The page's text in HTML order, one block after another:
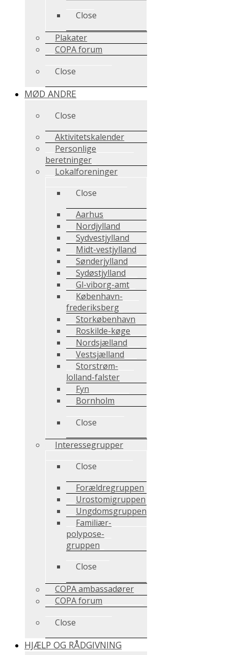
Close
Plakater
COPA forum
Close
MØD ANDRE
Close
Aktivitetskalender
Personlige
beretninger
Lokalforeninger
Close
Aarhus
Nordjylland
Sydvestjylland
Midt-vestjylland
Sønderjylland
Sydøstjylland
Gl-viborg-amt
København-
frederiksberg
Storkøbenhavn
Roskilde-køge
Nordsjælland
Vestsjælland
Storstrøm-
lolland-falster
Fyn
Bornholm
Close
Interessegrupper
Close
Forældregruppen
Urostomigruppen
Ungdomsgruppen
Familiær-
polypose-
gruppen
Close
COPA ambassadører
COPA forum
Close
HJÆLP OG RÅDGIVNING